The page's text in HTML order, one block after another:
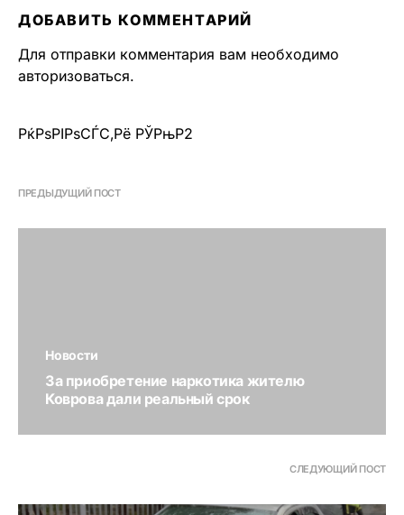
ДОБАВИТЬ КОММЕНТАРИЙ
Для отправки комментария вам необходимо
авторизоваться.
РќРѕРІРѕСЃС‚Рё РЎРњР2
ПРЕДЫДУЩИЙ ПОСТ
Новости
За приобретение наркотика жителю
Коврова дали реальный срок
СЛЕДУЮЩИЙ ПОСТ